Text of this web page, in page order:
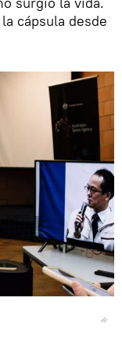
cápsula desde